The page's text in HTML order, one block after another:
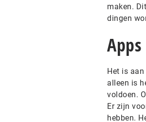
maken.
dingen
Het is
alleen is
voldoen.
Er zijn
hebben.